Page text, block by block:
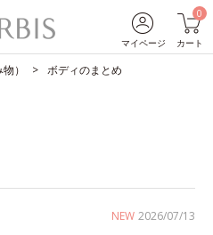
マイページ
0
カート
） ボディのまとめ
NEW 2026/07/13